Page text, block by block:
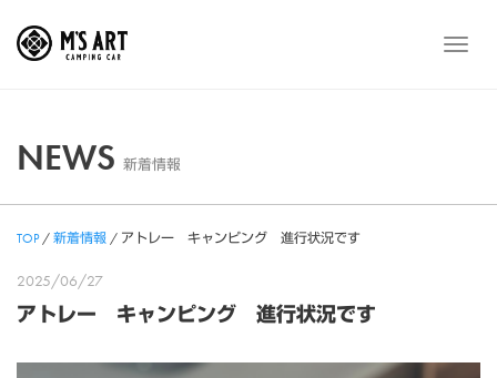
メ
NEWS 新着情報
TOP/新着情報 / アトレー キャンピング 進行状況です
2025/06/27
アトレー キャンピング 進行状況です